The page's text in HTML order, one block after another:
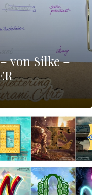
von Silke –